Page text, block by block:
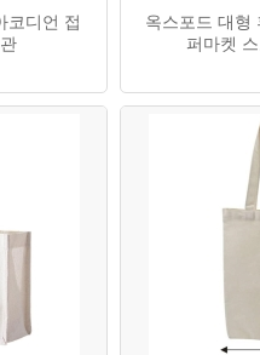
코디언 접
옥스포드 대형
퍼마켓